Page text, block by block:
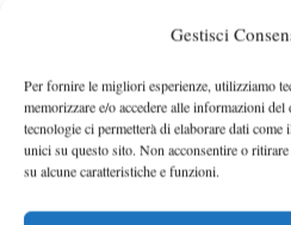
Gestisci
Per fornire le migliori esperienze, utilizziamo
memorizzare e/o accedere alle informazioni
tecnologie ci permetterà di elaborare dati
unici su questo sito. Non acconsentire o
su alcune caratteristiche e funzioni.
Come montare le catene da